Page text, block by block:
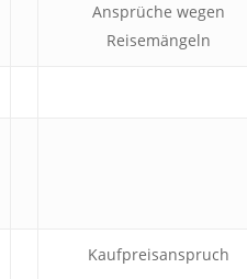
Ansprüche wegen
Reisemängeln
Kaufpreisanspruch